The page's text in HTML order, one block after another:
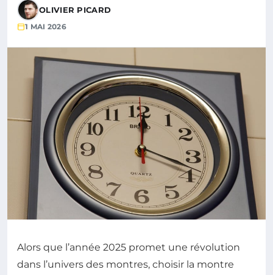
OLIVIER PICARD
1 MAI 2026
Alors que l’année 2025 promet une révolution
dans l’univers des montres, choisir la montre